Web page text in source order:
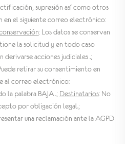
supresión así como otros
en el siguiente correo electrónico:
: Los datos se conservan
la solicitud y en todo caso
derivarse acciones judiciales .;
retirar su consentimiento en
al correo electrónico:
la palabra BAJA .; Destinatarios: No
por obligación legal.;
una reclamación ante la AGPD